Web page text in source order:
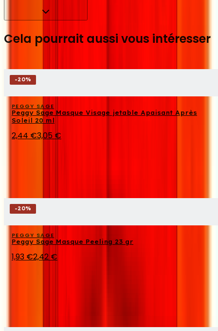
Cela pourrait aussi vous intéresser
-20%
PEGGY SAGE
Peggy Sage Masque Visage jetable Apaisant Après
Soleil 20 ml
2,44 €3,05 €
-20%
PEGGY SAGE
Peggy Sage Masque Peeling 23 gr
1,93 €2,42 €